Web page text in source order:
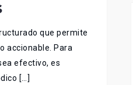
que permite
accionable. Para
efectivo, es
[…]